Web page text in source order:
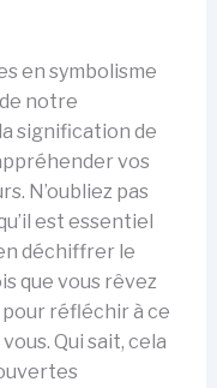
en symbolisme
notre
signification de
vos
N’oubliez pas
est essentiel
déchiffrer le
que vous rêvez
réfléchir à ce
Qui sait, cela